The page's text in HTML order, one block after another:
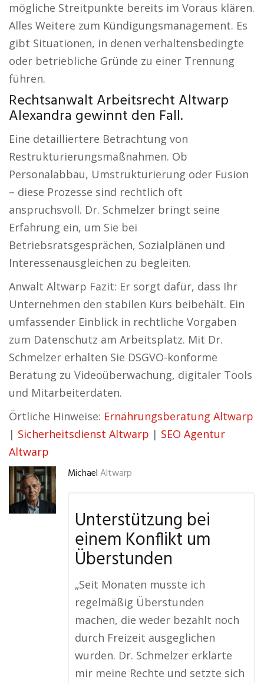
mögliche Streitpunkte bereits im Voraus klären.
Alles Weitere zum Kündigungsmanagement. Es
gibt Situationen, in denen verhaltensbedingte
oder betriebliche Gründe zu einer Trennung
führen.
Rechtsanwalt Arbeitsrecht Altwarp
Alexandra gewinnt den Fall.
Eine detailliertere Betrachtung von
Restrukturierungsmaßnahmen. Ob
Personalabbau, Umstrukturierung oder Fusion
– diese Prozesse sind rechtlich oft
anspruchsvoll. Dr. Schmelzer bringt seine
Erfahrung ein, um Sie bei
Betriebsratsgesprächen, Sozialplänen und
Interessenausgleichen zu begleiten.
Anwalt Altwarp Fazit: Er sorgt dafür, dass Ihr
Unternehmen den stabilen Kurs beibehält. Ein
umfassender Einblick in rechtliche Vorgaben
zum Datenschutz am Arbeitsplatz. Mit Dr.
Schmelzer erhalten Sie DSGVO-konforme
Beratung zu Videoüberwachung, digitaler Tools
und Mitarbeiterdaten.
Örtliche Hinweise: Ernährungsberatung Altwarp
| Sicherheitsdienst Altwarp | SEO Agentur
Altwarp
Michael Altwarp
Unterstützung bei
einem Konflikt um
Überstunden
„Seit Monaten musste ich
regelmäßig Überstunden
machen, die weder bezahlt noch
durch Freizeit ausgeglichen
wurden. Dr. Schmelzer erklärte
mir meine Rechte und setzte sich